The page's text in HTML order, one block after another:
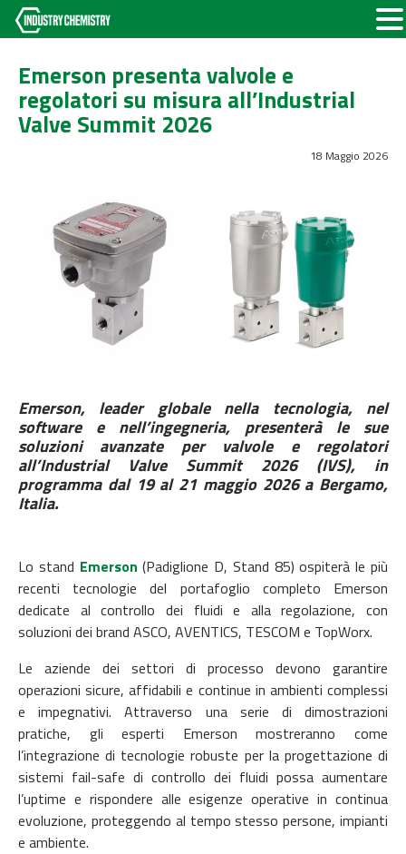
Emerson presenta valvole e
regolatori su misura all’Industrial
Valve Summit 2026
18 Maggio 2026
Emerson, leader globale nella tecnologia, nel
software e nell’ingegneria, presenterà le sue
soluzioni avanzate per valvole e regolatori
all’Industrial Valve Summit 2026(IVS), in
programma dal 19 al 21 maggio 2026 a Bergamo,
Italia.
Lo stand Emerson (Padiglione D, Stand 85) ospiterà le più
recenti tecnologie del portafoglio completo Emerson
dedicate al controllo dei fluidi e alla regolazione, con
soluzioni dei brand ASCO, AVENTICS, TESCOM e TopWorx.
Le aziende dei settori di processo devono garantire
operazioni sicure, affidabili e continue in ambienti complessi
e impegnativi. Attraverso una serie di dimostrazioni
pratiche, gli esperti Emerson mostreranno come
l’integrazione di tecnologie robuste per la progettazione di
sistemi fail-safe di controllo dei fluidi possa aumentare
l’uptime e rispondere alle esigenze operative in continua
evoluzione, proteggendo al tempo stesso persone, impianti
e ambiente.